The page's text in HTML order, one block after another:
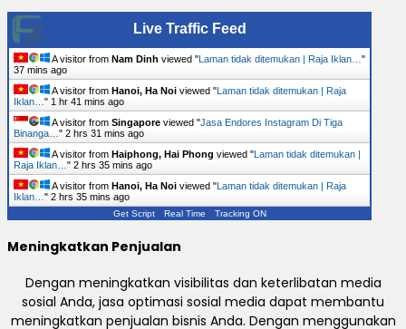
Live Traffic Feed
A visitor from Nam Dinh viewed " Laman tidak ditemukan | Raja Iklan… "
37 mins ago
A visitor from Hanoi, Ha Noi viewed " Laman tidak ditemukan | Raja
Iklan… " 1 hr 41 mins ago
A visitor from Singapore viewed "Jasa Endores Instagram Di Tiga
Binanga… " 2 hrs 31 mins ago
A visitor from Haiphong, Hai Phong viewed " Laman tidak ditemukan |
Raja Iklan… " 2 hrs 35 mins ago
A visitor from Hanoi, Ha Noi viewed " Laman tidak ditemukan | Raja
Iklan… " 2 hrs 35 mins ago
Get Script Real Time Tracking ON
Meningkatkan Penjualan
Dengan meningkatkan visibilitas dan keterlibatan media
sosial Anda, jasa optimasi sosial media dapat membantu
meningkatkan penjualan bisnis Anda. Dengan menggunakan